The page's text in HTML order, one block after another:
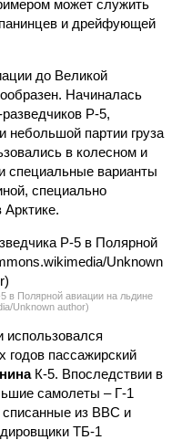
может служить
и дрейфующей
до Великой
Начиналась
Р-5,
небольшой партии груза
в колесном и
специальные варианты
специально
Арктике.
в Полярной авиации на льдине
Unknown author)
использовался
годов пассажирский
К-5. Впоследствии в
самолеты – Г-1
из ВВС и
ТБ-1